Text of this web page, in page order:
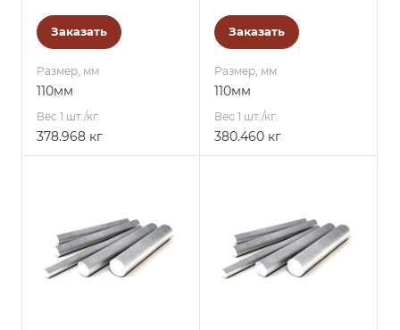
Заказать
Размер, мм
110мм
Вес 1 шт./кг.
378.968 кг
Заказать
Размер, мм
110мм
Вес 1 шт./кг.
380.460 кг